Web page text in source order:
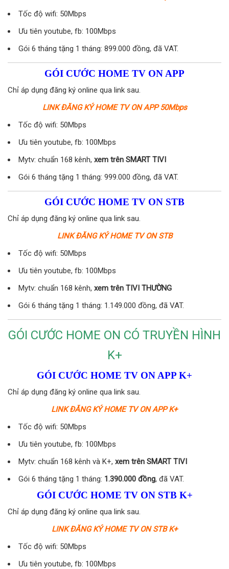
Tốc độ wifi: 50Mbps
Ưu tiên youtube, fb: 100Mbps
Gói 6 tháng tặng 1 tháng: 899.000 đồng, đã VAT.
GÓI CƯỚC HOME TV ON APP
Chỉ áp dụng đăng ký online qua link sau.
LINK ĐĂNG KÝ HOME TV ON APP 50Mbps
Tốc độ wifi: 50Mbps
Ưu tiên youtube, fb: 100Mbps
Mytv: chuẩn 168 kênh, xem trên SMART TIVI
Gói 6 tháng tặng 1 tháng: 999.000 đồng, đã VAT.
GÓI CƯỚC HOME TV ON STB
Chỉ áp dụng đăng ký online qua link sau.
LINK ĐĂNG KÝ HOME TV ON STB
Tốc độ wifi: 50Mbps
Ưu tiên youtube, fb: 100Mbps
Mytv: chuẩn 168 kênh, xem trên TIVI THƯỜNG
Gói 6 tháng tặng 1 tháng: 1.149.000 đồng, đã VAT.
GÓI CƯỚC HOME ON CÓ TRUYỀN HÌNH
K+
GÓI CƯỚC HOME TV ON APP K+
Chỉ áp dụng đăng ký online qua link sau.
LINK ĐĂNG KÝ HOME TV ON APP K+
Tốc độ wifi: 50Mbps
Ưu tiên youtube, fb: 100Mbps
Mytv: chuẩn 168 kênh và K+, xem trên SMART TIVI
Gói 6 tháng tặng 1 tháng: 1.390.000 đồng, đã VAT.
GÓI CƯỚC HOME TV ON STB K+
Chỉ áp dụng đăng ký online qua link sau.
LINK ĐĂNG KÝ HOME TV ON STB K+
Tốc độ wifi: 50Mbps
Ưu tiên youtube, fb: 100Mbps